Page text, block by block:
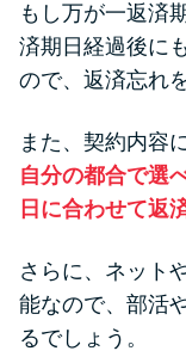
もし万が一返済
済期日経過後に
ので、返済忘れ
また、契約内容
自分の都合で選
日に合わせて返
さらに、ネット
能なので、部活
るでしょう。